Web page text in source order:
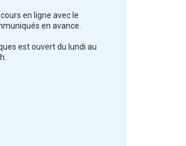
en ligne avec le
en avance.
est ouvert du lundi au